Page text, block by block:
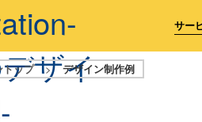
サー
トップ > デザイン制作例